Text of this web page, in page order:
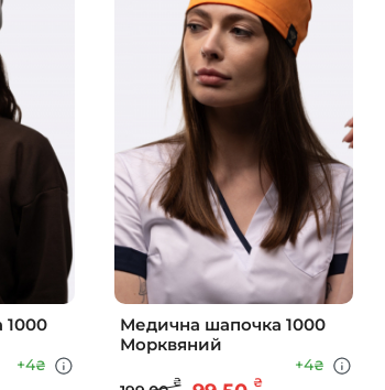
1000
+4₴
Медична шапочка 1000
Морквяний
₴ ₴
+4₴